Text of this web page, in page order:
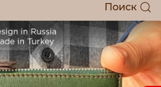
Поиск